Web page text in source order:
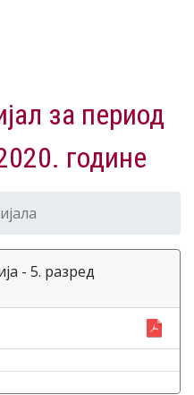
за период
године
- 5. разред